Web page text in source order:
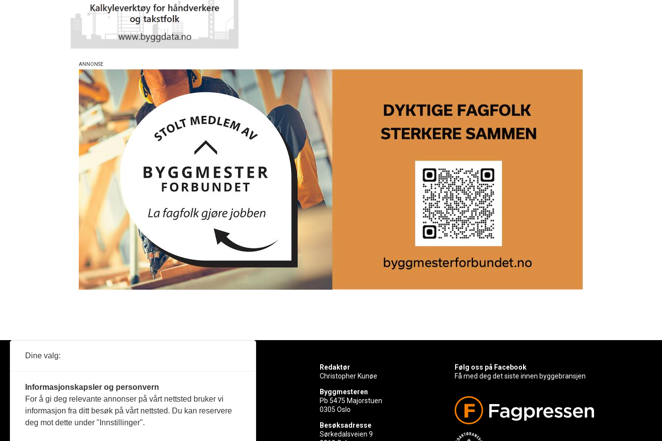
Reportasje
Produkter
Redaktør
Christopher Kunøe
Byggmesteren
Pb 5475 Majorstuen
0305 Oslo
Besøksadresse
Sørkedalsveien 9
Følg oss på Facebook
Få med deg det siste innen byggebransjen
Dine valg:
Informasjonskapsler og personvern
For å gi deg relevante annonser på vårt nettsted bruker vi
informasjon fra ditt besøk på vårt nettsted. Du kan reservere
deg mot dette under "Innstillinger".